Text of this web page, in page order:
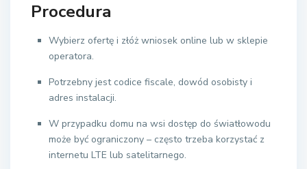
Procedura
Wybierz ofertę i złóż wniosek online lub w sklepie
operatora.
Potrzebny jest codice fiscale, dowód osobisty i
adres instalacji.
W przypadku domu na wsi dostęp do światłowodu
może być ograniczony – często trzeba korzystać z
internetu LTE lub satelitarnego.